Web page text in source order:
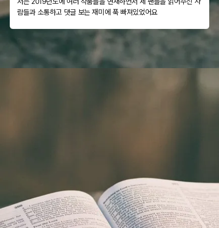
람들과 소통하고 댓글 보는 재미에 푹 빠져있었어요